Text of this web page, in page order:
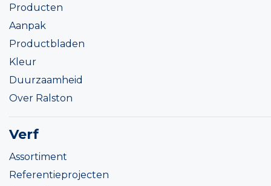
Producten
Aanpak
Productbladen
Kleur
Duurzaamheid
Over Ralston
Verf
Assortiment
Referentieprojecten